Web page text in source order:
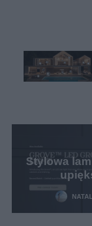
Stylowa